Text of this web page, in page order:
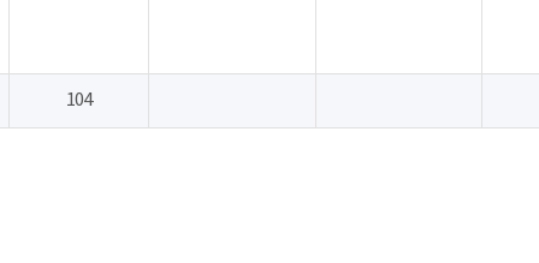
104